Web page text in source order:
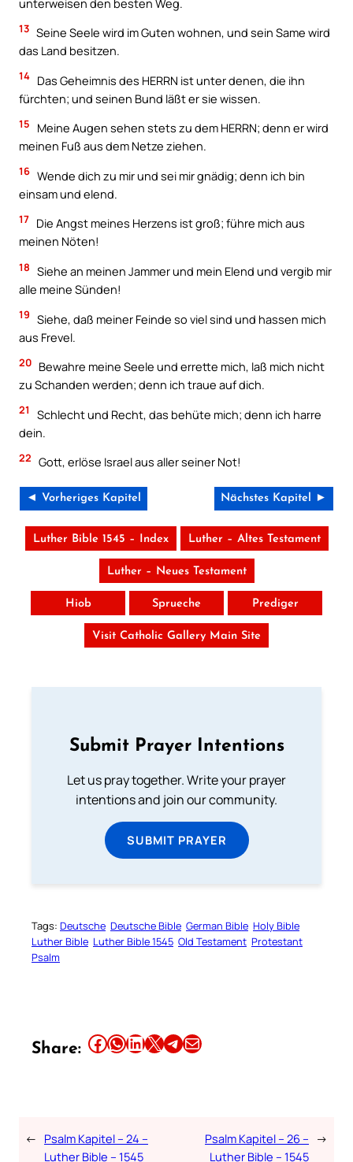
13 Seine Seele wird im Guten wohnen, und sein Same wird
das Land besitzen.
14 Das Geheimnis des HERRN ist unter denen, die ihn
fürchten; und seinen Bund läßt er sie wissen.
15
Meine Augen sehen stets zu dem HERRN; denn er wird
meinen Fuß aus dem Netze ziehen.
16 Wende dich zu mir und sei mir gnädig; denn ich bin
einsam und elend.
17 Die Angst meines Herzens ist groß; führe mich aus
meinen Nöten!
18 Siehe an meinen Jammer und mein Elend und vergib mir
alle meine Sünden!
19 Siehe, daß meiner Feinde so viel sind und hassen mich
aus Frevel.
20 Bewahre meine Seele und errette mich, laß mich nicht
zu Schanden werden; denn ich traue auf dich.
21
Schlecht und Recht, das behüte mich; denn ich harre
dein.
22 Gott, erlöse Israel aus aller seiner Not!
◄ Vorheriges Kapitel Nächstes Kapitel ►
Luther Bible 1545 – Index Luther – Altes Testament
Luther – Neues Testament
Hiob Sprueche Prediger
Visit Catholic Gallery Main Site
Submit Prayer Intentions
Let us pray together. Write your prayer
intentions and join our community.
SUBMIT PRAYER
Tags: Deutsche Deutsche Bible German Bible Holy Bible
Luther Bible Luther Bible 1545 Old Testament Protestant
Psalm
Share: Share this article on Facebook Share this article on WhatsApp Share this article on LinkedIn Share this article on X Share this article on TelegramEmail this Article
← Psalm Kapitel – 24 –
Luther Bible – 1545
Psalm Kapitel – 26 –
Luther Bible – 1545
→